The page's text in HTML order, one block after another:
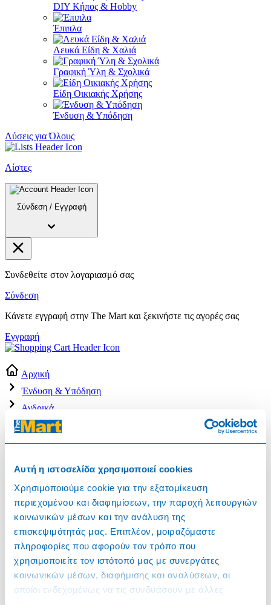
Αυτή η ιστοσελίδα χρησιμοποιεί cookies
Χρησιμοποιούμε cookie για την εξατομίκευση
περιεχομένου και διαφημίσεων, την παροχή λειτουργιών
κοινωνικών μέσων και την ανάλυση της
επισκεψιμότητάς μας. Επιπλέον, μοιραζόμαστε
πληροφορίες που αφορούν τον τρόπο που
χρησιμοποιείτε τον ιστότοπό μας με συνεργάτες
κοινωνικών μέσων, διαφήμισης και αναλύσεων, οι
οποίοι ενδεχομένως να τις συνδυάσουν με άλλες
DIY Κήπος & Hobby
Έπιπλα
Λευκά Είδη & Χαλιά
Γραφική Ύλη & Σχολικά
Είδη Οικιακής Χρήσης
Ένδυση & Υπόδηση
Λύσεις για Όλους
Λίστες
Σύνδεση / Εγγραφή
Συνδεθείτε στον λογαριασμό σας
Σύνδεση
Κάνετε εγγραφή στην The Mart και ξεκινήστε τις αγορές σας
Εγγραφή
Αρχική
Ένδυση & Υπόδηση
Ανδρικά
Ανδρική Ένδυση
Ανδρικό παντελόνι τζίν μπλέ Νο.54
209579